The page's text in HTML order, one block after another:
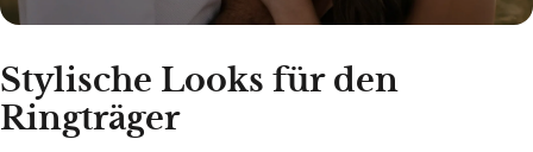
Stylische Looks für den
Ringträger